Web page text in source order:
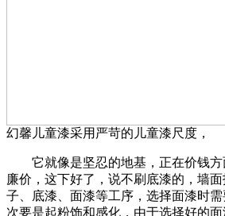
幻馨儿童漆采用严苛的儿童漆尺度，
它就像是坚忍的地基，正在价钱方
廉价，这下好了，说不刷底漆的，墙
子、底漆、面漆等工序，选择面漆时需
次要是起粉饰和感化，由于选择好的